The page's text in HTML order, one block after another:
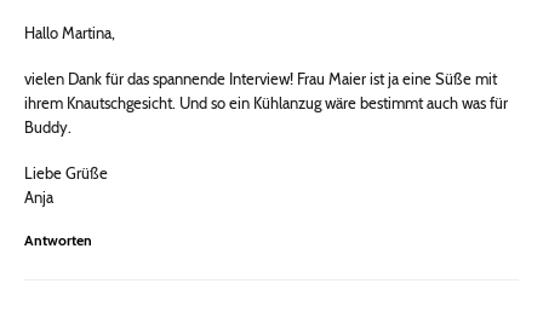
Hallo Martina,
vielen Dank für das spannende Interview! Frau Maier ist ja eine Süße mit
ihrem Knautschgesicht. Und so ein Kühlanzug wäre bestimmt auch was für
Buddy.
Liebe Grüße
Anja
Antworten